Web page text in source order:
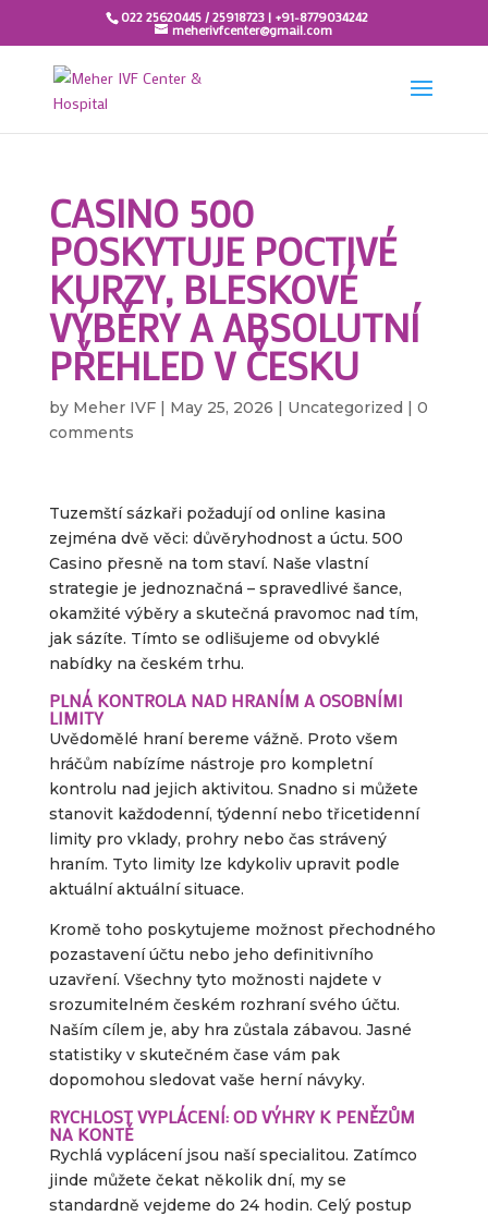
022 25620445 / 25918723 | +91-8779034242
meherivfcenter@gmail.com
CASINO 500
POSKYTUJE POCTIVÉ
KURZY, BLESKOVÉ
VÝBĚRY A ABSOLUTNÍ
PŘEHLED V ČESKU
by Meher IVF| May 25, 2026 | Uncategorized | 0
comments
Tuzemští sázkaři požadují od online kasina
zejména dvě věci: důvěryhodnost a úctu. 500
Casino přesně na tom staví. Naše vlastní
strategie je jednoznačná – spravedlivé šance,
okamžité výběry a skutečná pravomoc nad tím,
jak sázíte. Tímto se odlišujeme od obvyklé
nabídky na českém trhu.
PLNÁ KONTROLA NAD HRANÍM A OSOBNÍMI
LIMITY
Uvědomělé hraní bereme vážně. Proto všem
hráčům nabízíme nástroje pro kompletní
kontrolu nad jejich aktivitou. Snadno si můžete
stanovit každodenní, týdenní nebo třicetidenní
limity pro vklady, prohry nebo čas strávený
hraním. Tyto limity lze kdykoliv upravit podle
aktuální aktuální situace.
Kromě toho poskytujeme možnost přechodného
pozastavení účtu nebo jeho definitivního
uzavření. Všechny tyto možnosti najdete v
srozumitelném českém rozhraní svého účtu.
Naším cílem je, aby hra zůstala zábavou. Jasné
statistiky v skutečném čase vám pak
dopomohou sledovat vaše herní návyky.
RYCHLOST VYPLÁCENÍ: OD VÝHRY K PENĚZŮM
NA KONTĚ
Rychlá vyplácení jsou naší specialitou. Zatímco
jinde můžete čekat několik dní, my se
standardně vejdeme do 24 hodin. Celý postup